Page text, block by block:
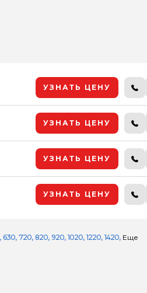
УЗНАТЬ ЦЕНУ
УЗНАТЬ ЦЕНУ
УЗНАТЬ ЦЕНУ
УЗНАТЬ ЦЕНУ
630 720 820 920 1020 1220 1420 Еще